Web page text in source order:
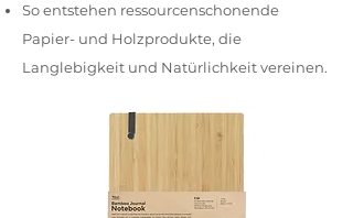
So entstehen ressourcenschonende
Papier- und Holzprodukte, die
Langlebigkeit und Natürlichkeit vereinen.